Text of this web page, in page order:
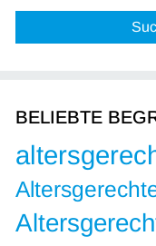
BELIEBTE